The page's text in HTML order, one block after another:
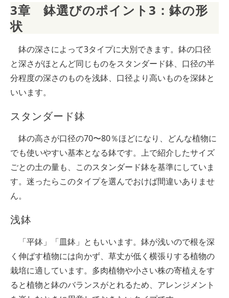
3章　鉢選びのポイント3：鉢の形
状
鉢の深さによって3タイプに大別できます。鉢の口径
と深さがほとんど同じものをスタンダード鉢、口径の半
分程度の深さのものを浅鉢、口径より高いものを深鉢と
いいます。
スタンダード鉢
鉢の高さが口径の70〜80％ほどになり、どんな植物に
でも使いやすい基本となる鉢です。上で紹介したサイズ
ごとの土の量も、このスタンダード鉢を基準にしていま
す。迷ったらこのタイプを選んでおけば間違いありませ
ん。
浅鉢
「平鉢」「皿鉢」ともいいます。鉢が浅いので根を深
く伸ばす植物には向かず、草丈が低く横張りする植物の
栽培に適しています。多肉植物や小さい株の寄植えをす
ると植物と鉢のバランスがとれるため、アレンジメント